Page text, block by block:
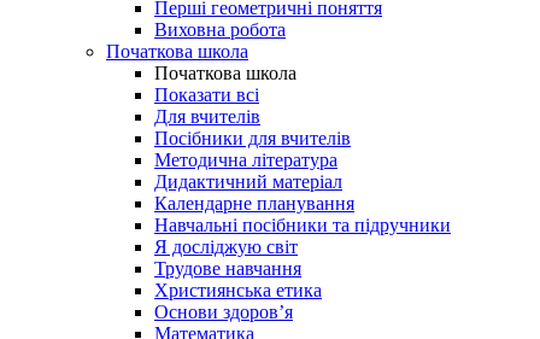
Перші геометричні поняття
Виховна робота
Початкова школа
Початкова школа
Показати всі
Для вчителів
Посібники для вчителів
Методична література
Дидактичний матеріал
Календарне планування
Навчальні посібники та підручники
Я досліджую світ
Трудове навчання
Християнська етика
Основи здоров’я
Математика